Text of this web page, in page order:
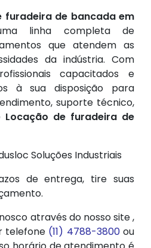
furadeira de bancada em
linha completa de
que atendem as
da indústria. Com
capacitados e
à sua disposição para
suporte técnico,
Locação de furadeira de
Soluções Industriais
de entrega, tire suas
através do nosso site ,
telefone (11) 4788-3800ou